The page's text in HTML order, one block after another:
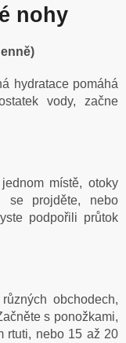
nohy
hydratace pomáhá
vody, začne
místě, otoky
se projděte, nebo
podpořili průtok
obchodech,
s ponožkami,
rtuti, nebo 15 až 20